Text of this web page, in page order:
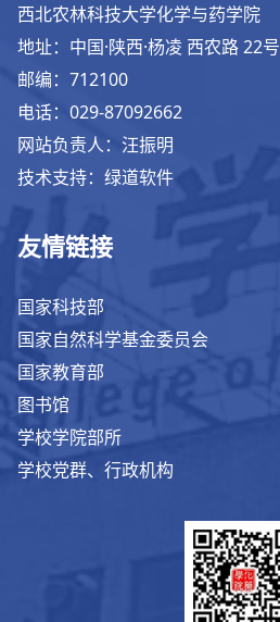
西北农林科技大学化学与药学院
地址：中国·陕西·杨凌 西农路 22号
邮编：712100
电话：029-87092662
网站负责人：汪振明
技术支持：绿道软件
友情链接
国家科技部
国家自然科学基金委员会
国家教育部
图书馆
学校学院部所
学校党群、行政机构